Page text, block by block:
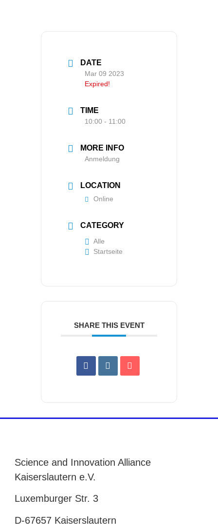
DATE
Mar 09 2023
Expired!
TIME
10:00 - 11:00
MORE INFO
Anmeldung
LOCATION
Online
CATEGORY
Alle
Startseite
SHARE THIS EVENT
Science and Innovation Alliance
Kaiserslautern e.V.
Luxemburger Str. 3
D-67657 Kaiserslautern